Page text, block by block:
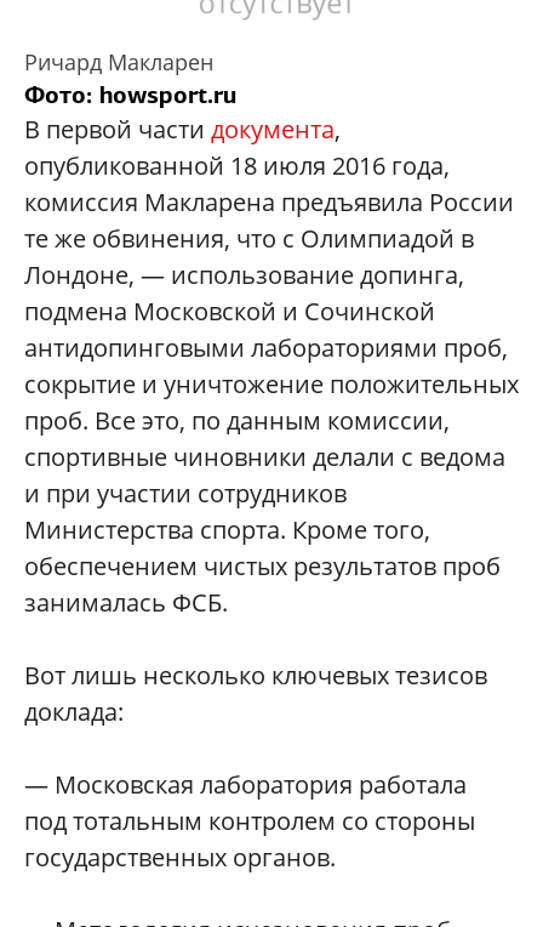
Ричард Макларен
Фото: howsport.ru
В первой части документа,
опубликованной 18 июля 2016 года,
комиссия Макларена предъявила России
те же обвинения, что с Олимпиадой в
Лондоне, — использование допинга,
подмена Московской и Сочинской
антидопинговыми лабораториями проб,
сокрытие и уничтожение положительных
проб. Все это, по данным комиссии,
спортивные чиновники делали с ведома
и при участии сотрудников
Министерства спорта. Кроме того,
обеспечением чистых результатов проб
занималась ФСБ.
Вот лишь несколько ключевых тезисов
доклада:
— Московская лаборатория работала
под тотальным контролем со стороны
государственных органов.